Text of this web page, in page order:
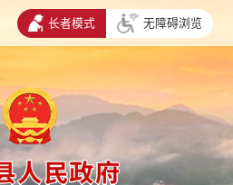
长者模式 无障碍浏览